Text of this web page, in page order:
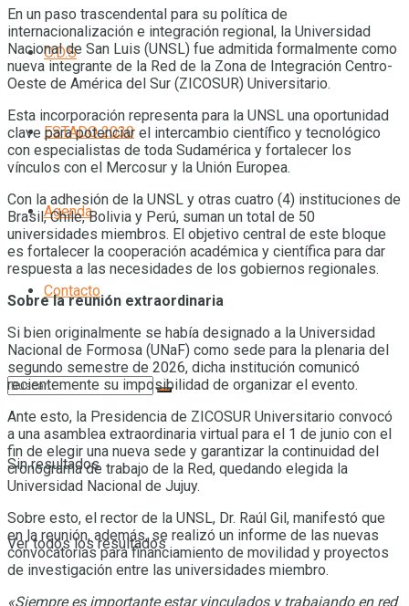
O.D.S
ESTADO 2030
Agenda
Contacto
Sin resultados
Ver todos los resultados
En un paso trascendental para su política de
internacionalización e integración regional, la Universidad
Nacional de San Luis (UNSL) fue admitida formalmente como
nueva integrante de la Red de la Zona de Integración Centro-
Oeste de América del Sur (ZICOSUR) Universitario.
Esta incorporación representa para la UNSL una oportunidad
clave para potenciar el intercambio científico y tecnológico
con especialistas de toda Sudamérica y fortalecer los
vínculos con el Mercosur y la Unión Europea.
Con la adhesión de la UNSL y otras cuatro (4) instituciones de
Brasil, Chile, Bolivia y Perú, suman un total de 50
universidades miembros. El objetivo central de este bloque
es fortalecer la cooperación académica y científica para dar
respuesta a las necesidades de los gobiernos regionales.
Sobre la reunión extraordinaria
Si bien originalmente se había designado a la Universidad
Nacional de Formosa (UNaF) como sede para la plenaria del
segundo semestre de 2026, dicha institución comunicó
recientemente su imposibilidad de organizar el evento.
Ante esto, la Presidencia de ZICOSUR Universitario convocó
a una asamblea extraordinaria virtual para el 1 de junio con el
fin de elegir una nueva sede y garantizar la continuidad del
cronograma de trabajo de la Red, quedando elegida la
Universidad Nacional de Jujuy.
Sobre esto, el rector de la UNSL, Dr. Raúl Gil, manifestó que
en la reunión, además, se realizó un informe de las nuevas
convocatorias para financiamiento de movilidad y proyectos
de investigación entre las universidades miembro.
«Siempre es importante estar vinculados y trabajando en red